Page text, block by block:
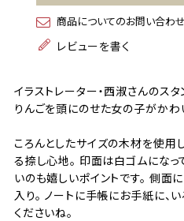
商品についてのお問い合わせ
レビューを書く
イラストレーター・西淑さんのスタ
りんごを頭にのせた女の子がかわ
ころんとしたサイズの木材を使用
る捺し心地。 印面は白ゴムになっ
いのも嬉しいポイントです。 側
入り。 ノートに手帳にお手紙に、
くださいね。